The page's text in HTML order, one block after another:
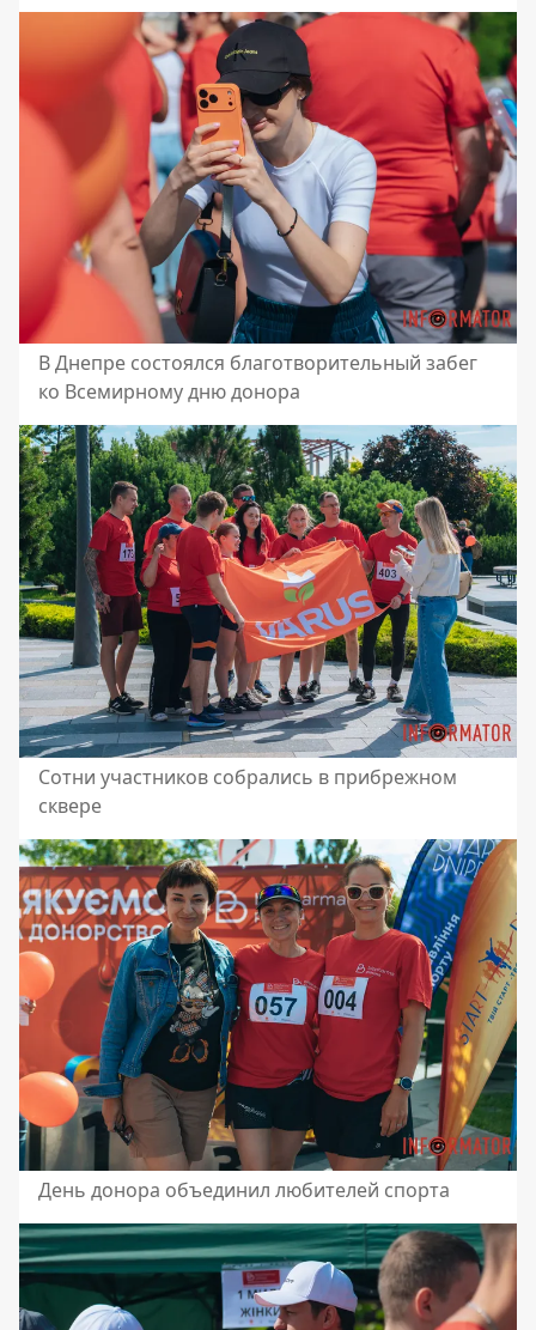
В Днепре состоялся благотворительный забег
ко Всемирному дню донора
Сотни участников собрались в прибрежном
сквере
День донора объединил любителей спорта